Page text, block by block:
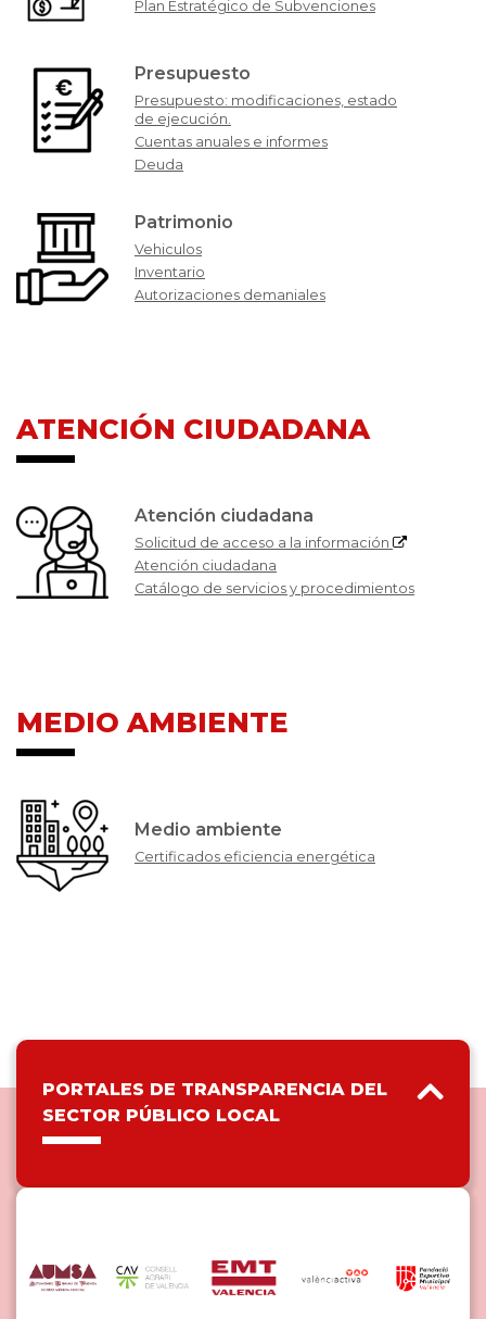
Plan Estratégico de Subvenciones
Presupuesto
Presupuesto: modificaciones, estado
de ejecución.
Cuentas anuales e informes
Deuda
Patrimonio
Vehiculos
Inventario
Autorizaciones demaniales
ATENCIÓN CIUDADANA
Atención ciudadana
Solicitud de acceso a la información
Atención ciudadana
Catálogo de servicios y procedimientos
MEDIO AMBIENTE
Medio ambiente
Certificados eficiencia energética
PORTALES DE TRANSPARENCIA DEL
SECTOR PÚBLICO LOCAL